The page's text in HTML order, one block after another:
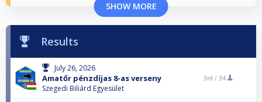
SHOW MORE
Results
July 26, 2026
Amatőr pénzdíjas 8-as verseny
Szegedi Biliárd Egyesület
3rd / 34